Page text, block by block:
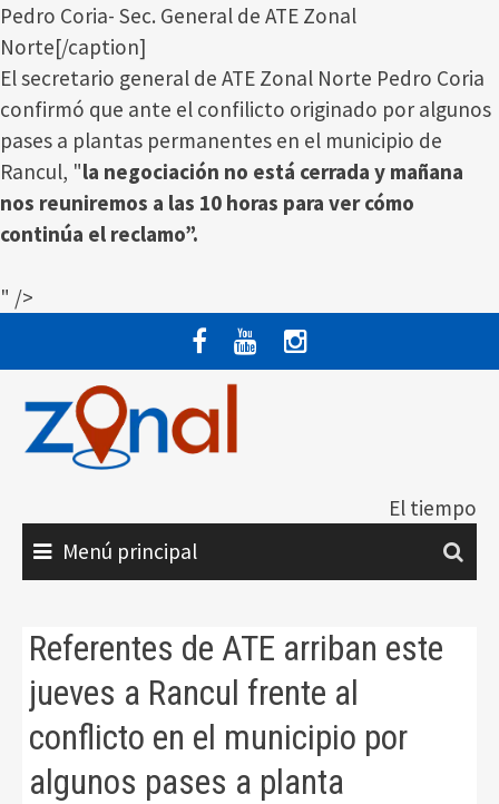
Pedro Coria- Sec. General de ATE Zonal
Norte[/caption]
El secretario general de ATE Zonal Norte Pedro Coria
confirmó que ante el confilicto originado por algunos
pases a plantas permanentes en el municipio de
Rancul, "la negociación no está cerrada y mañana
nos reuniremos a las 10 horas para ver cómo
continúa el reclamo”.
" />
contenido
El tiempo
Menú principal
Referentes de ATE arriban este
jueves a Rancul frente al
conflicto en el municipio por
algunos pases a planta